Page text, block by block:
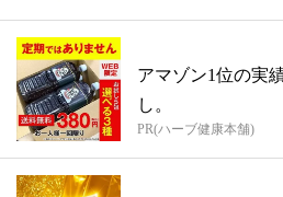
アマゾン1位の実
し。
PR(ハーブ健康本舗)